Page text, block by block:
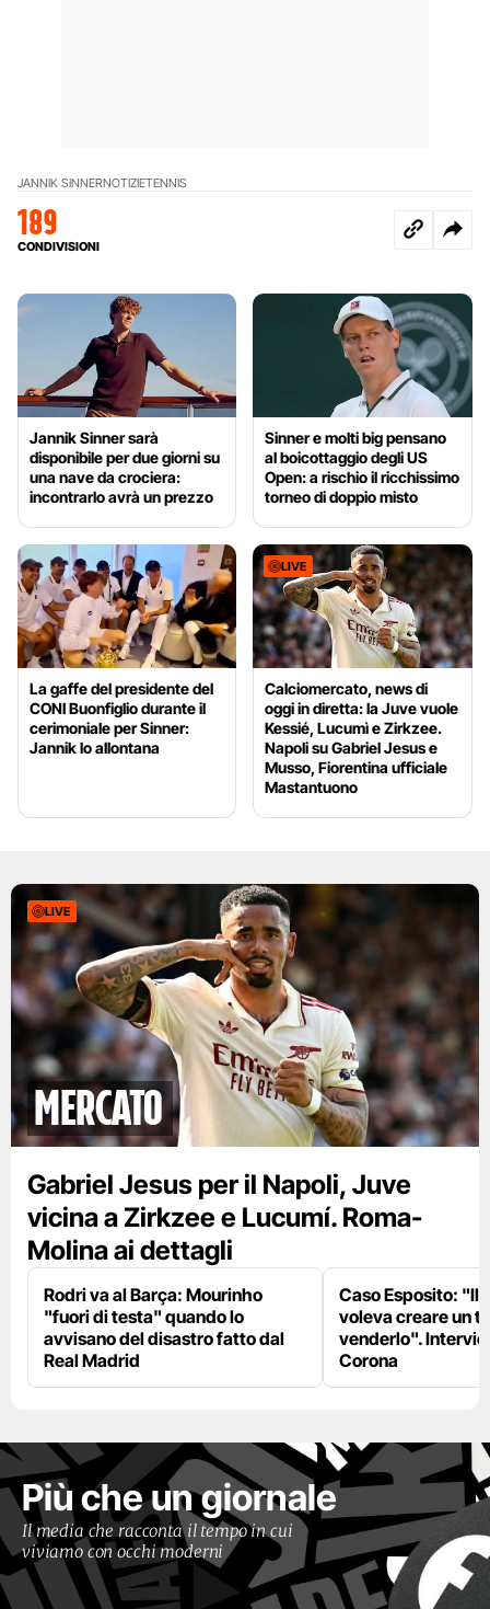
JANNIK SINNERNOTIZIETENNIS
189
CONDIVISIONI
Jannik Sinner sarà
disponibile per due giorni su
una nave da crociera:
incontrarlo avrà un prezzo
Sinner e molti big pensano
al boicottaggio degli US
Open: a rischio il ricchissimo
torneo di doppio misto
La gaffe del presidente del
CONI Buonfiglio durante il
cerimoniale per Sinner:
Jannik lo allontana
LIVE
Calciomercato, news di
oggi in diretta: la Juve vuole
Kessié, Lucumì e Zirkzee.
Napoli su Gabriel Jesus e
Musso, Fiorentina ufficiale
Mastantuono
LIVE
mercato
Gabriel Jesus per il Napoli, Juve
vicina a Zirkzee e Lucumí. Roma-
Molina ai dettagli
Rodri va al Barça: Mourinho
"fuori di testa" quando lo
avvisano del disastro fatto dal
Real Madrid
Caso Esposito: "Il
voleva creare un
venderlo".
Corona
Più che un giornale
Il media che racconta il tempo in cui
viviamo con occhi moderni